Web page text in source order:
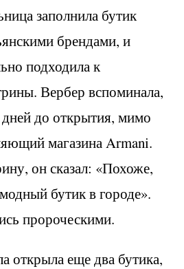
заполнила бутик
брендами, и
подходила к
Вербер вспоминала,
дней до открытия, мимо
магазина Armani.
он сказал: «Похоже,
бутик в городе».
пророческими.
открыла еще два бутика,